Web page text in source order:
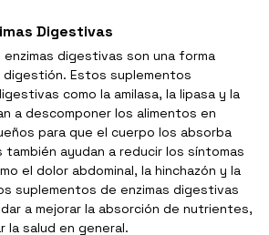
Digestivas
digestivas son una forma
digestión. Estos suplementos
como la amilasa, la lipasa y la
a descomponer los alimentos en
para que el cuerpo los absorba
también ayudan a reducir los síntomas
el dolor abdominal, la hinchazón y la
suplementos de enzimas digestivas
a mejorar la absorción de nutrientes,
la salud en general.